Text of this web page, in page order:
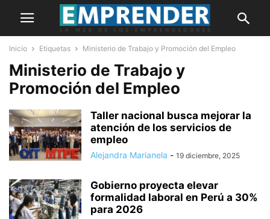
Inicio Etiquetas Ministerio de Trabajo y Promoción del Empleo
Ministerio de Trabajo y
Promoción del Empleo
Taller nacional busca mejorar la
atención de los servicios de
empleo
Alejandra Marianela - 19 diciembre, 2025
Gobierno proyecta elevar
formalidad laboral en Perú a 30%
para 2026